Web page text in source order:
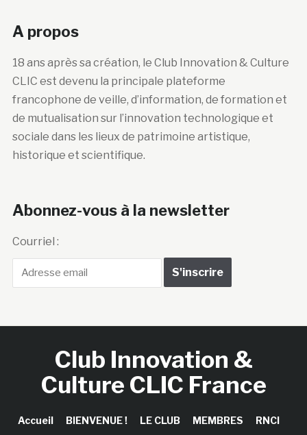
A propos
18 ans après sa création, le Club Innovation & Culture
CLIC est devenu la principale plateforme
francophone de veille, d’information, de formation et
de mutualisation sur l’innovation technologique et
sociale dans les lieux de patrimoine artistique,
historique et scientifique.
Abonnez-vous à la newsletter
Courriel :
Club Innovation &
Culture CLIC France
Accueil BIENVENUE ! LE CLUB MEMBRES
RNCI